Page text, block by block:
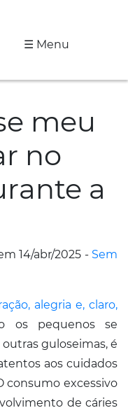
☰ Menu
meu
no
a
14/abr/2025 - Sem
alegria e, claro,
os pequenos se
guloseimas, é
aos cuidados
consumo excessivo
de cáries